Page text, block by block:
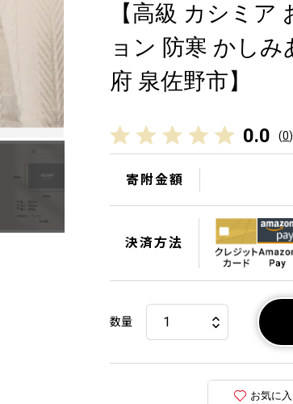
【高級 カシミア
ョン 防寒 かしみ
府 泉佐野市】
0.0 (0)
寄附金額
決済方法
数量
お気に入